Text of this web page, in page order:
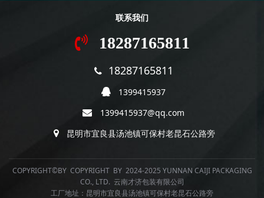
联系我们
18287165811
18287165811
1399415937
1399415937@qq.com
昆明市宜良县汤池镇可保村老昆石公路旁
COPYRIGHT©BY COPYRIGHT BY 2024-2025 YUNNAN CAIJI PACKAGING
CO., LTD. 云南才济包装有限公司
工厂地址：昆明市宜良县汤池镇可保村老昆石公路旁